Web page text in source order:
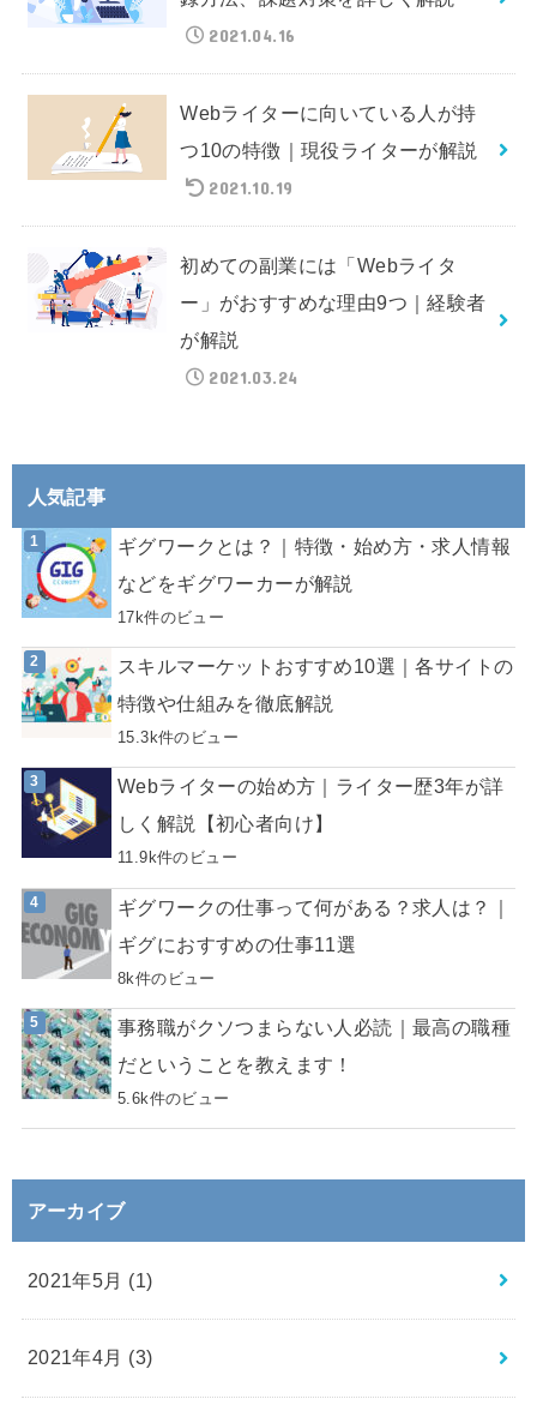
2021.04.16
Webライターに向いている人が持
つ10の特徴｜現役ライターが解説
2021.10.19
初めての副業には「Webライタ
ー」がおすすめな理由9つ｜経験者
が解説
2021.03.24
人気記事
ギグワークとは？｜特徴・始め方・求人情報
などをギグワーカーが解説
17k件のビュー
スキルマーケットおすすめ10選｜各サイトの
特徴や仕組みを徹底解説
15.3k件のビュー
Webライターの始め方｜ライター歴3年が詳
しく解説【初心者向け】
11.9k件のビュー
ギグワークの仕事って何がある？求人は？｜
ギグにおすすめの仕事11選
8k件のビュー
事務職がクソつまらない人必読｜最高の職種
だということを教えます！
5.6k件のビュー
アーカイブ
2021年5月 (1)
2021年4月 (3)